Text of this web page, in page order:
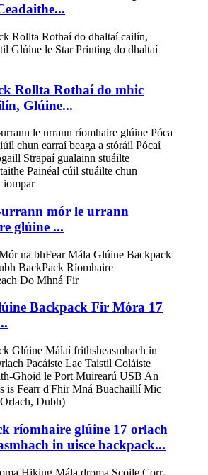
Rollta Rothaí do mhic
Glúine...
mór le urrann
glúine ...
Backpack Fir Móra 17
ríomhaire glúine 17 orlach
in uisce backpack...